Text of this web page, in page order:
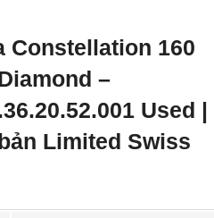
Constellation 160
–
Used |
Limited Swiss